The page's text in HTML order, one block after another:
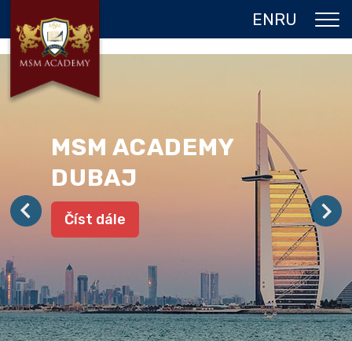
ENRU
O NÁS
DVOJITÝ DIPLOM
GALERIE
REFERENCE
KONTAKT
MSM ACADEMY
DUBAJ
Číst dále